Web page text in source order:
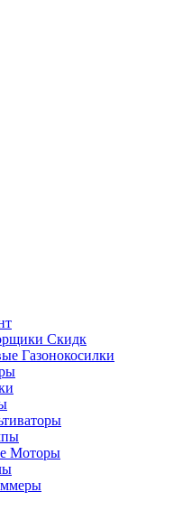
Скидк
Газонокосилки
Моторы